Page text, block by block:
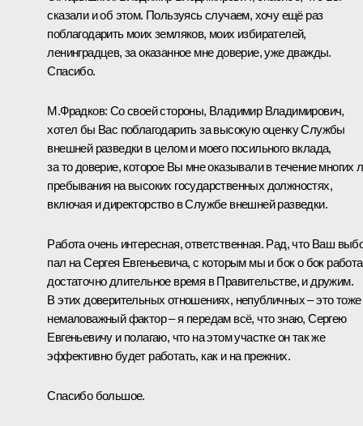
сказали и об этом. Пользуясь случаем, хочу ещё раз
поблагодарить моих земляков, моих избирателей,
ленинградцев, за оказанное мне доверие, уже дважды.
Спасибо.
М.Фрадков: Со своей стороны, Владимир Владимирович,
хотел бы Вас поблагодарить за высокую оценку Службы
внешней разведки в целом и моего посильного вклада,
за то доверие, которое Вы мне оказывали в течение многих
пребывания на высоких государственных должностях,
включая и директорство в Службе внешней разведки.
Работа очень интересная, ответственная. Рад, что Ваш
пал на Сергея Евгеньевича, с которым мы и бок о бок
достаточно длительное время в Правительстве, и дружим.
В этих доверительных отношениях, непубличных – это тоже
немаловажный фактор – я передам всё, что знаю, Сергею
Евгеньевичу и полагаю, что на этом участке он так же
эффективно будет работать, как и на прежних.
Спасибо большое.